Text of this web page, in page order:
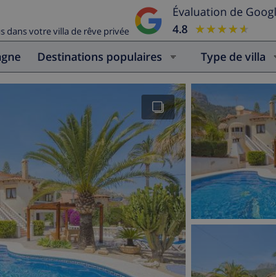
dans votre villa de rêve privée
Évaluation de
4.8 ★★★★★
★★★★★
Destinations populaires Type de villa